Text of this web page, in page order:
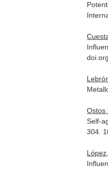
Ostos
Self-
304.